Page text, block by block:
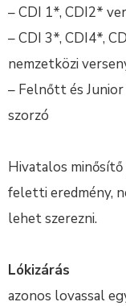
– CDI 1*, CDI2*
– CDI 3*, CDI4*,
nemzetközi
– Felnőtt és
szorzó
Hivatalos
feletti eredmény,
lehet szerezni.
Lókizárás
azonos lovassal